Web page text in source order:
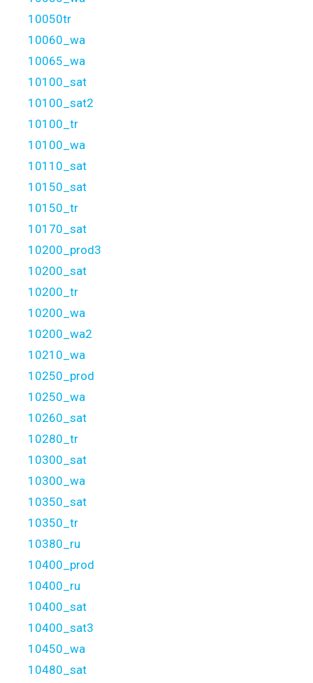
10050tr
10060_wa
10065_wa
10100_sat
10100_sat2
10100_tr
10100_wa
10110_sat
10150_sat
10150_tr
10170_sat
10200_prod3
10200_sat
10200_tr
10200_wa
10200_wa2
10210_wa
10250_prod
10250_wa
10260_sat
10280_tr
10300_sat
10300_wa
10350_sat
10350_tr
10380_ru
10400_prod
10400_ru
10400_sat
10400_sat3
10450_wa
10480_sat